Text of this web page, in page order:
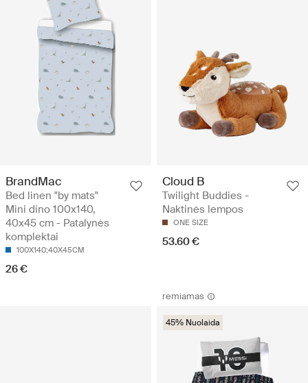
BrandMac
Bed linen "by mats"
Mini dino 100x140,
40x45 cm - Patalynės
komplektai
100X140;40X45CM
26 €
Cloud B
Twilight Buddies -
Naktinės lempos
ONE SIZE
53.60 €
remiamas
45% Nuolaida